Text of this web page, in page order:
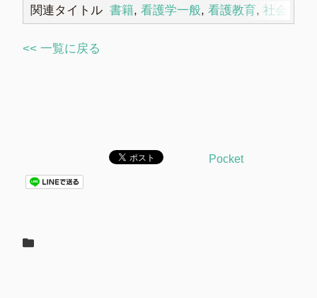
関連タイトル 書籍, 看護学一般, 看護教育, 社会学
<< 一覧に戻る
Pocket